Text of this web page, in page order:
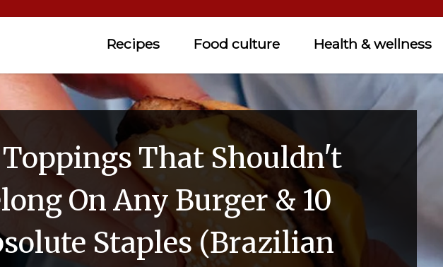
Recipes Food culture Health & wellness
Toppings That Shouldn't
On Any Burger & 10
Staples (Brazilian